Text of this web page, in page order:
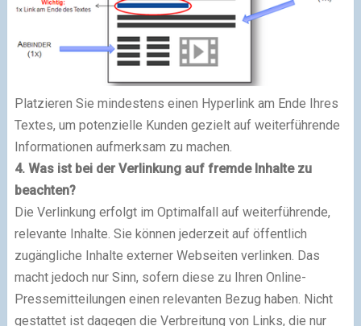
Platzieren Sie mindestens einen Hyperlink am Ende Ihres
Textes, um potenzielle Kunden gezielt auf weiterführende
Informationen aufmerksam zu machen.
4. Was ist bei der Verlinkung auf fremde Inhalte zu
beachten?
Die Verlinkung erfolgt im Optimalfall auf weiterführende,
relevante Inhalte. Sie können jederzeit auf öffentlich
zugängliche Inhalte externer Webseiten verlinken. Das
macht jedoch nur Sinn, sofern diese zu Ihren Online-
Pressemitteilungen einen relevanten Bezug haben. Nicht
gestattet ist dagegen die Verbreitung von Links, die nur